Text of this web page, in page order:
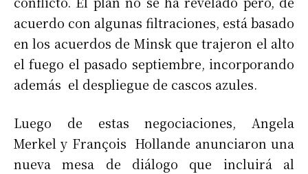
acuerdo con algunas filtraciones, está basado
en los acuerdos de Minsk que trajeron el alto
el fuego el pasado septiembre, incorporando
además el despliegue de cascos azules.
Luego de estas negociaciones, Angela
Merkel y François Hollande anunciaron una
nueva mesa de diálogo que incluirá al